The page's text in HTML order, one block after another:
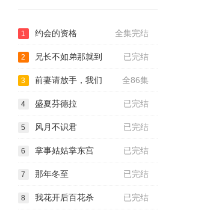
全集完结
1 约会的资格
已完结
2 兄长不如弟那就到
全86集
3 前妻请放手，我们
已完结
4 盛夏芬德拉
已完结
5 风月不识君
已完结
6 掌事姑姑掌东宫
已完结
7 那年冬至
已完结
8 我花开后百花杀